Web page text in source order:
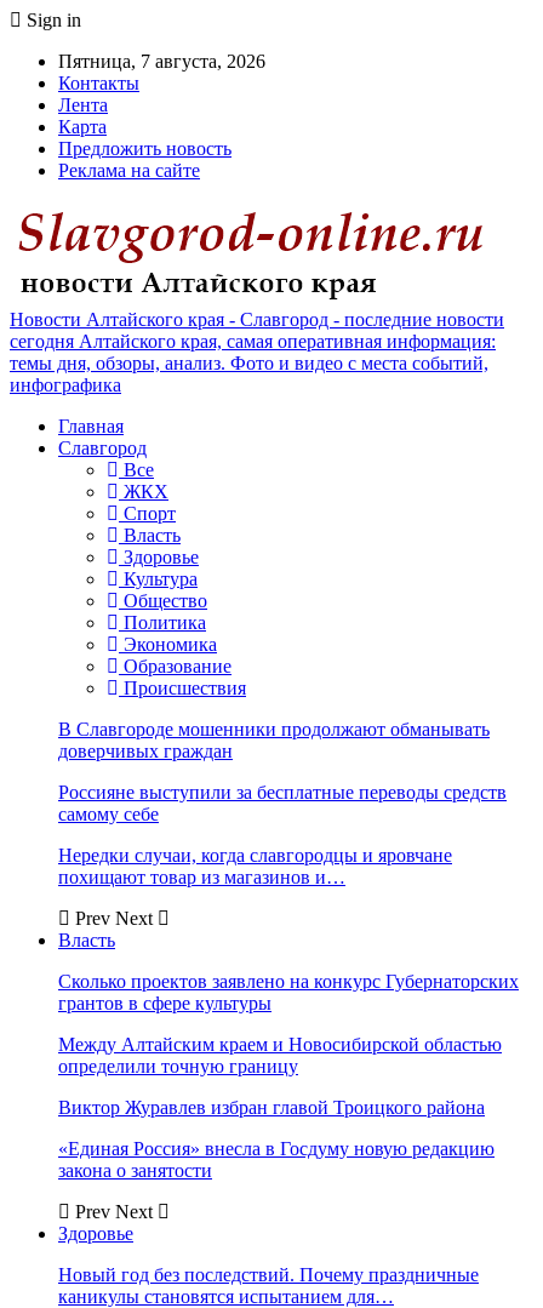
Sign in
Пятница, 7 августа, 2026
Контакты
Лента
Карта
Предложить новость
Реклама на сайте
Новости Алтайского края - Славгород - последние новости
сегодня Алтайского края, самая оперативная информация:
темы дня, обзоры, анализ. Фото и видео с места событий,
инфографика
Главная
Славгород
Все
ЖКХ
Спорт
Власть
Здоровье
Культура
Общество
Политика
Экономика
Образование
Происшествия
В Славгороде мошенники продолжают обманывать
доверчивых граждан
Россияне выступили за бесплатные переводы средств
самому себе
Нередки случаи, когда славгородцы и яровчане
похищают товар из магазинов и…
Prev Next
Власть
Сколько проектов заявлено на конкурс Губернаторских
грантов в сфере культуры
Между Алтайским краем и Новосибирской областью
определили точную границу
Виктор Журавлев избран главой Троицкого района
«Единая Россия» внесла в Госдуму новую редакцию
закона о занятости
Prev Next
Здоровье
Новый год без последствий. Почему праздничные
каникулы становятся испытанием для…